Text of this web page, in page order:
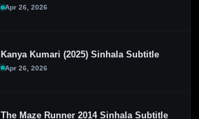
Apr 26, 2026
Kanya Kumari (2025) Sinhala Subtitle
Apr 26, 2026
The Maze Runner 2014 Sinhala Subtitle